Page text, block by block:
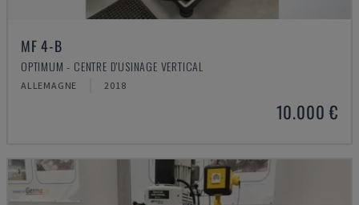
MF 4-B
OPTIMUM - CENTRE D'USINAGE VERTICAL
ALLEMAGNE 2018
10.000 €